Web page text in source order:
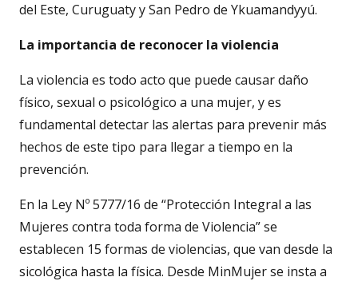
del Este, Curuguaty y San Pedro de Ykuamandyyú.
La importancia de reconocer la violencia
La violencia es todo acto que puede causar daño
físico, sexual o psicológico a una mujer, y es
fundamental detectar las alertas para prevenir más
hechos de este tipo para llegar a tiempo en la
prevención.
En la Ley Nº 5777/16 de “Protección Integral a las
Mujeres contra toda forma de Violencia” se
establecen 15 formas de violencias, que van desde la
sicológica hasta la física. Desde MinMujer se insta a